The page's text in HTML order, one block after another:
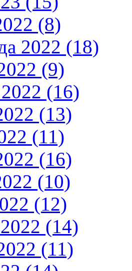
(8)
2022 (18)
(9)
(16)
(13)
(11)
(16)
(10)
(12)
(14)
(11)